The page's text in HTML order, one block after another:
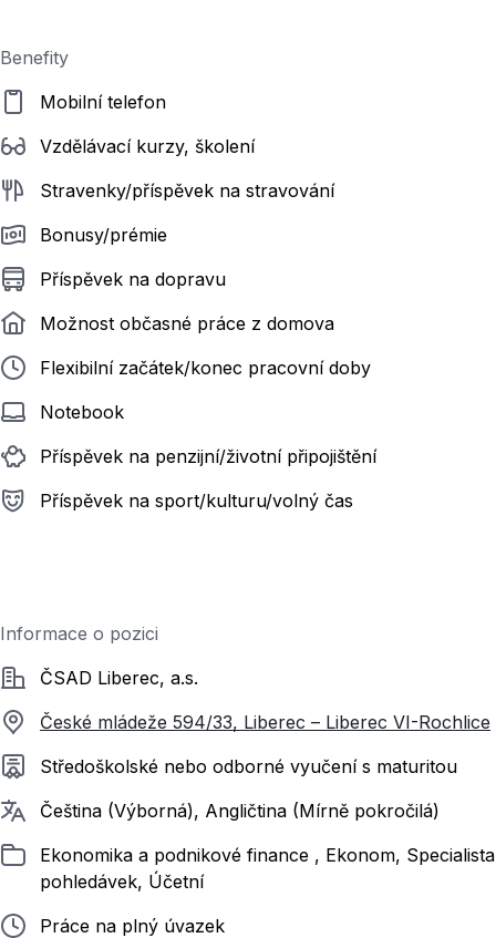
Benefity
Mobilní telefon
Vzdělávací kurzy, školení
Stravenky/příspěvek na stravování
Bonusy/prémie
Příspěvek na dopravu
Možnost občasné práce z domova
Flexibilní začátek/konec pracovní doby
Notebook
Příspěvek na penzijní/životní připojištění
Příspěvek na sport/kulturu/volný čas
Informace o pozici
SpolečnostČSAD Liberec, a.s.
České mládeže 594/33, Liberec – Liberec VI-Rochlice
Požadované vzdělání
Středoškolské nebo odborné vyučení s maturitou
Požadované jazyky
Čeština (Výborná), Angličtina (Mírně pokročilá)
ZařazenoEkonomika a podnikové finance , Ekonom, Specialista
pohledávek, Účetní
Typ pracovního poměru
Práce na plný úvazek